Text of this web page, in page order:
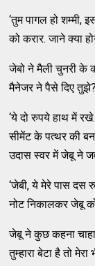
‘तुम पागल हो शम्मी,
को करार. जाने क्या
जेबो ने मैली चुनरी के
मैनेजर ने पैसे दिए
‘ये दो रुपये हाथ में
सीमेंट के पत्थर की
उदास स्वर में जेबू ने
‘जेबी, ये मेरे पास दस
नोट निकालकर जेबू
जेबू ने कुछ कहना
तुम्हारा बेटा है तो